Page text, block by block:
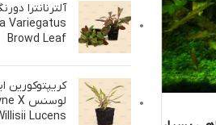
آلترنانترا دو‌رنگ براد لیف
Alternanthera Variegatus
Browd Leaf
کریپتوکورین ایکس ویلیسی
لوسنس Cryptocoryne X
Willisii Lucens